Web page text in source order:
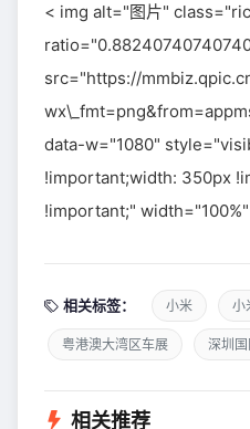
< img alt="图片"
src="https://
data-w="1080"
!important;width: 350px
!important;"
相关标签： 小米 小
粤港澳大湾区车展 深圳
相关推荐